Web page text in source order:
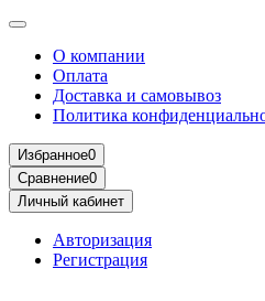
О компании
Оплата
Доставка и самовывоз
Политика
Избранное0
Сравнение0
Личный кабинет
Авторизация
Регистрация